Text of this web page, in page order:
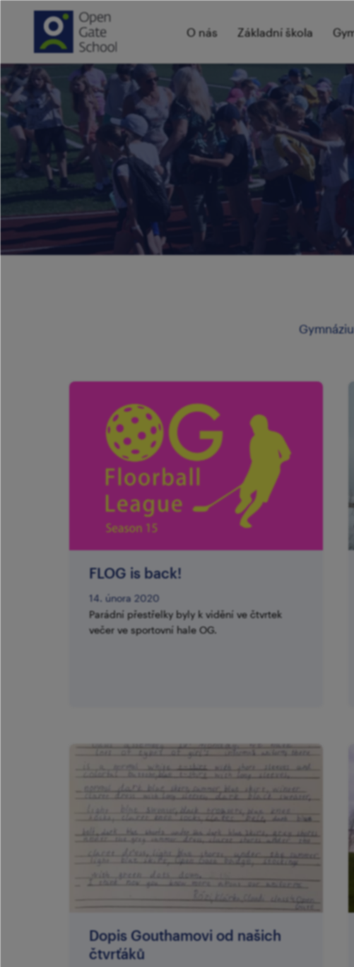
O nás Základní škola
FLOG is back!
14. února 2020
Parádní přestřelky byly k vidění ve čtvrtek
večer ve sportovní hale OG.
Dopis Gouthamovi od našich
čtvrťáků